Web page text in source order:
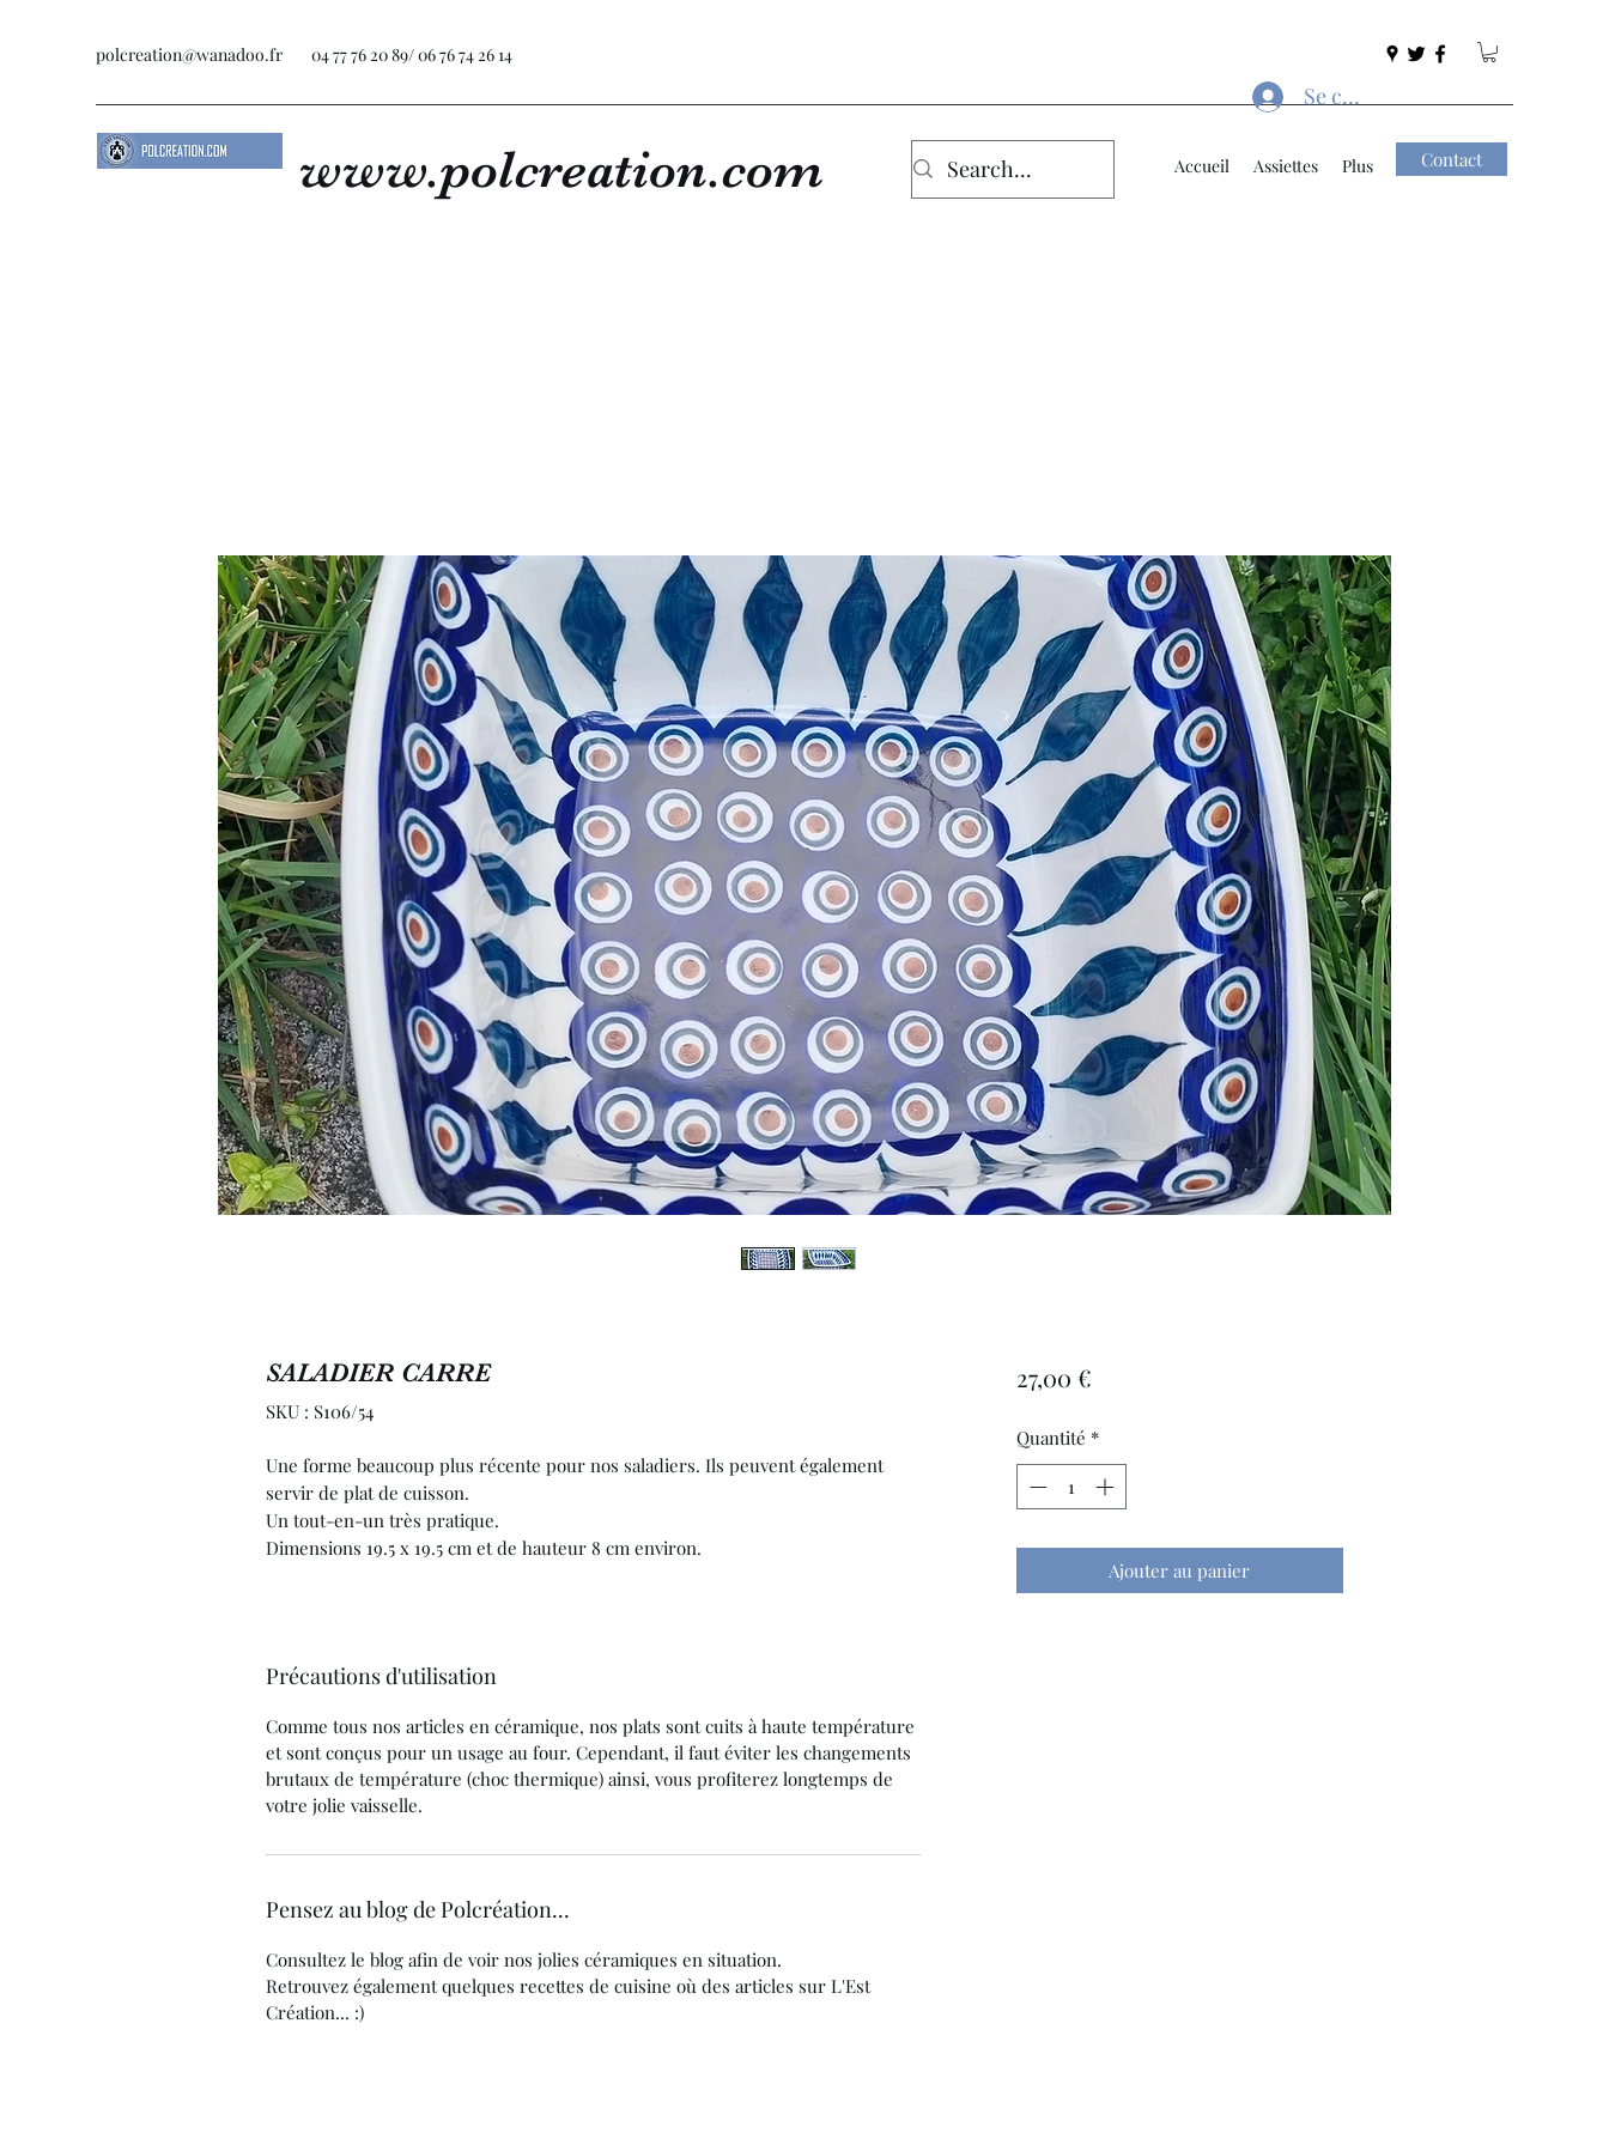
polcreation@wanadoo.fr 04 77 76 20 89/ 06 76 74 26 14
www.polcreation.com Accueil Assiettes Plus Contact
Se connecter
SALADIER CARRE
SKU : S106/54
Une forme beaucoup plus récente pour nos saladiers. Ils peuvent également
servir de plat de cuisson.
Un tout-en-un très pratique.
Dimensions 19.5 x 19.5 cm et de hauteur 8 cm environ.
Précautions d'utilisation
Comme tous nos articles en céramique, nos plats sont cuits à haute température
et sont conçus pour un usage au four. Cependant, il faut éviter les changements
brutaux de température (choc thermique) ainsi, vous profiterez longtemps de
votre jolie vaisselle.
Pensez au blog de Polcréation...
Consultez le blog afin de voir nos jolies céramiques en situation.
Retrouvez également quelques recettes de cuisine où des articles sur L'Est
Création... :)
27,00 €Prix
Quantité *
Ajouter au panier